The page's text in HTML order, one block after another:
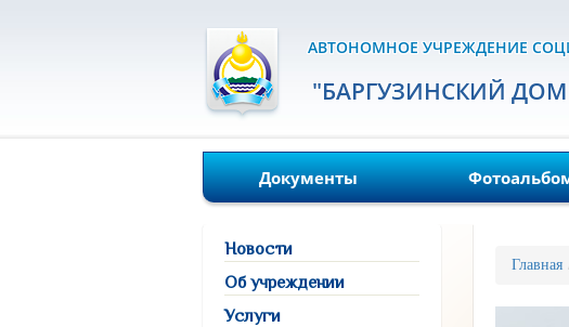
АВТОНОМНОЕ УЧРЕЖДЕНИЕ
"БАРГУЗИНСКИЙ
Документы
Новости
Об учреждении
Услуги
Главная